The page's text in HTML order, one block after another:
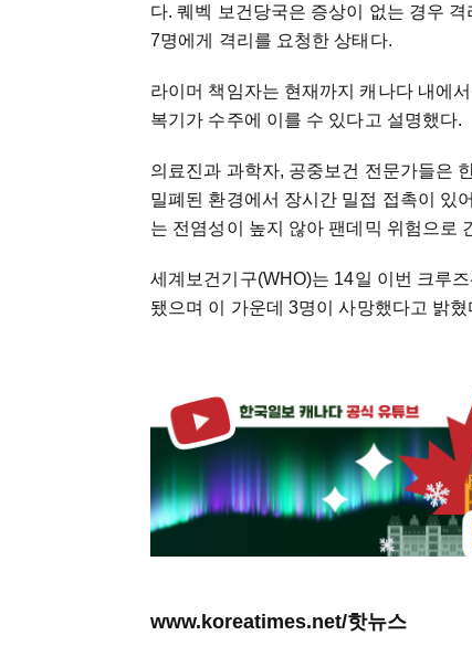
다. 퀘벡 보건당국은 증상이 없는 경우
7명에게 격리를 요청한 상태다.
라이머 책임자는 현재까지 캐나다 내에
복기가 수주에 이를 수 있다고 설명했다.
의료진과 과학자, 공중보건 전문가들은
밀폐된 환경에서 장시간 밀접 접촉이 있
는 전염성이 높지 않아 팬데믹 위험으로
세계보건기구(WHO)는 14일 이번 크루
됐으며 이 가운데 3명이 사망했다고 밝혔
www.koreatimes.net/핫뉴스